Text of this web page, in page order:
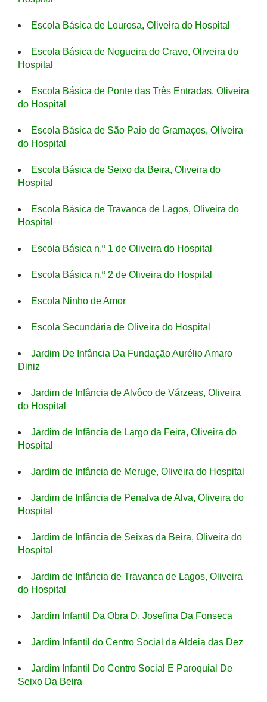
Escola Básica de Lourosa, Oliveira do Hospital
Escola Básica de Nogueira do Cravo, Oliveira do
Hospital
Escola Básica de Ponte das Três Entradas, Oliveira
do Hospital
Escola Básica de São Paio de Gramaços, Oliveira
do Hospital
Escola Básica de Seixo da Beira, Oliveira do
Hospital
Escola Básica de Travanca de Lagos, Oliveira do
Hospital
Escola Básica n.º 1 de Oliveira do Hospital
Escola Básica n.º 2 de Oliveira do Hospital
Escola Ninho de Amor
Escola Secundária de Oliveira do Hospital
Jardim De Infância Da Fundação Aurélio Amaro
Diniz
Jardim de Infância de Alvôco de Várzeas, Oliveira
do Hospital
Jardim de Infância de Largo da Feira, Oliveira do
Hospital
Jardim de Infância de Meruge, Oliveira do Hospital
Jardim de Infância de Penalva de Alva, Oliveira do
Hospital
Jardim de Infância de Seixas da Beira, Oliveira do
Hospital
Jardim de Infância de Travanca de Lagos, Oliveira
do Hospital
Jardim Infantil Da Obra D. Josefina Da Fonseca
Jardim Infantil do Centro Social da Aldeia das Dez
Jardim Infantil Do Centro Social E Paroquial De
Seixo Da Beira